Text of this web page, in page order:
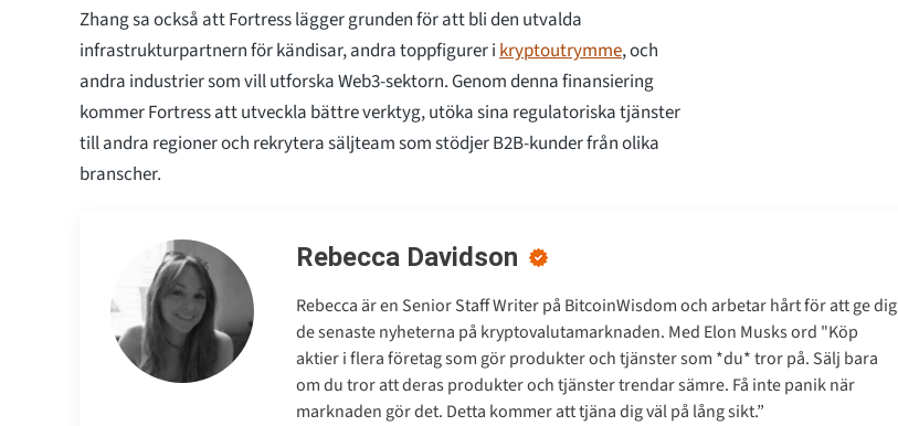
Zhang sa också att Fortress lägger grunden för att bli den utvalda
infrastrukturpartnern för kändisar, andra toppfigurer ikryptoutrymme, och
andra industrier som vill utforska Web3-sektorn. Genom denna finansiering
kommer Fortress att utveckla bättre verktyg, utöka sina regulatoriska tjänster
till andra regioner och rekrytera säljteam som stödjer B2B-kunder från olika
branscher.
Rebecca Davidson
Rebecca är en Senior Staff Writer på BitcoinWisdom och arbetar hårt för att ge dig
de senaste nyheterna på kryptovalutamarknaden. Med Elon Musks ord "Köp
aktier i flera företag som gör produkter och tjänster som *du* tror på. Sälj bara
om du tror att deras produkter och tjänster trendar sämre. Få inte panik när
marknaden gör det. Detta kommer att tjäna dig väl på lång sikt.”